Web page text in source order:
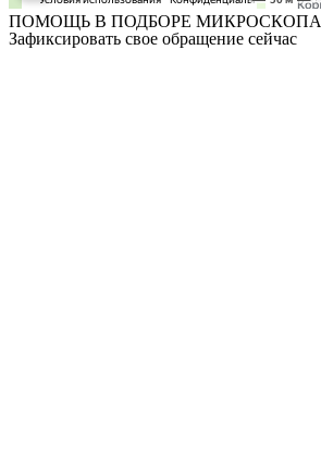
ПОМОЩЬ В ПОДБОРЕ МИКРОСКОПА
Зафиксировать свое обращение сейчас